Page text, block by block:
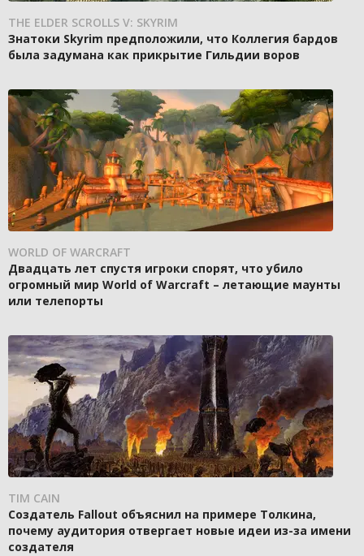
THE ELDER SCROLLS V: SKYRIM
Знатоки Skyrim предположили, что Коллегия бардов
была задумана как прикрытие Гильдии воров
WORLD OF WARCRAFT
Двадцать лет спустя игроки спорят, что убило
огромный мир World of Warcraft – летающие маунты
или телепорты
TIM CAIN
Создатель Fallout объяснил на примере Толкина,
почему аудитория отвергает новые идеи из-за имени
создателя